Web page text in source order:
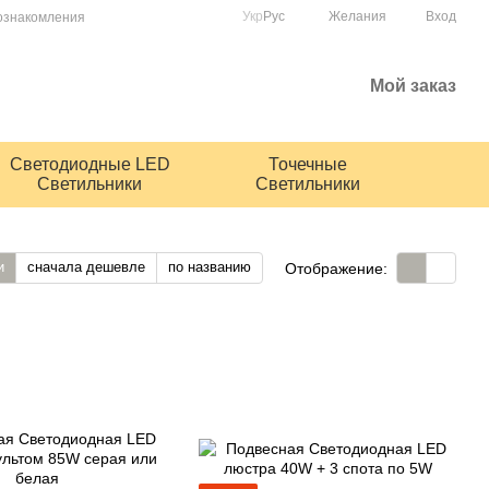
Укр Рус Желания Вход
Мой заказ
Светодиодные LED
Светильники
Точечные
Светильники
сначала дешевле по названию Отображение: